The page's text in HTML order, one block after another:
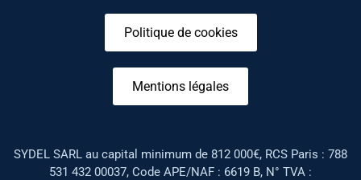
Politique de cookies
Mentions légales
SYDEL SARL au capital minimum de 812 000€, RCS Paris : 788
531 432 00037, Code APE/NAF : 6619 B, N° TVA :